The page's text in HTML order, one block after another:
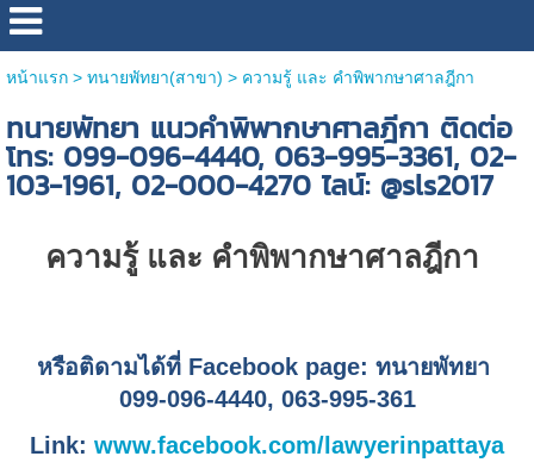
หน้าแรก> ทนายพัทยา(สาขา) > ความรู้ และ คำพิพากษาศาลฎีกา
ทนายพัทยา แนวคำพิพากษาศาลฎีกา ติดต่อ
โทร: 099-096-4440, 063-995-3361, 02-
103-1961, 02-000-4270 ไลน์: @sls2017
ความรู้ และ คำพิพากษาศาลฎีกา
หรือติดามได้ที่ Facebook page: ทนายพัทยา
099-096-4440, 063-995-361
Link: www.facebook.com/lawyerinpattaya